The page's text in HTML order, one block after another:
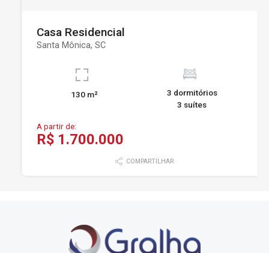
Casa Residencial
Santa Mônica, SC
130 m²
3 dormitórios
3 suítes
A partir de:
R$ 1.700.000
COMPARTILHAR